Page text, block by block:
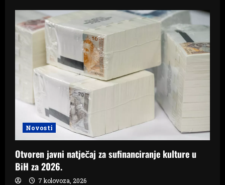
Novosti
Otvoren javni natječaj za sufinanciranje kulture u
BiH za 2026.
7 kolovoza, 2026